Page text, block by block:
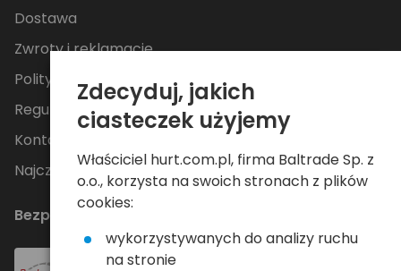
Dostawa
Zwroty i reklamacje
Polityka Prywatności
Regulamin
Kontakt
Najczęściej zadawane pytania
Bezpieczne płatności
Zdecyduj, jakich
ciasteczek użyjemy
Właściciel hurt.com.pl, firma Baltrade Sp. z
o.o., korzysta na swoich stronach z plików
cookies:
wykorzystywanych do analizy ruchu
na stronie